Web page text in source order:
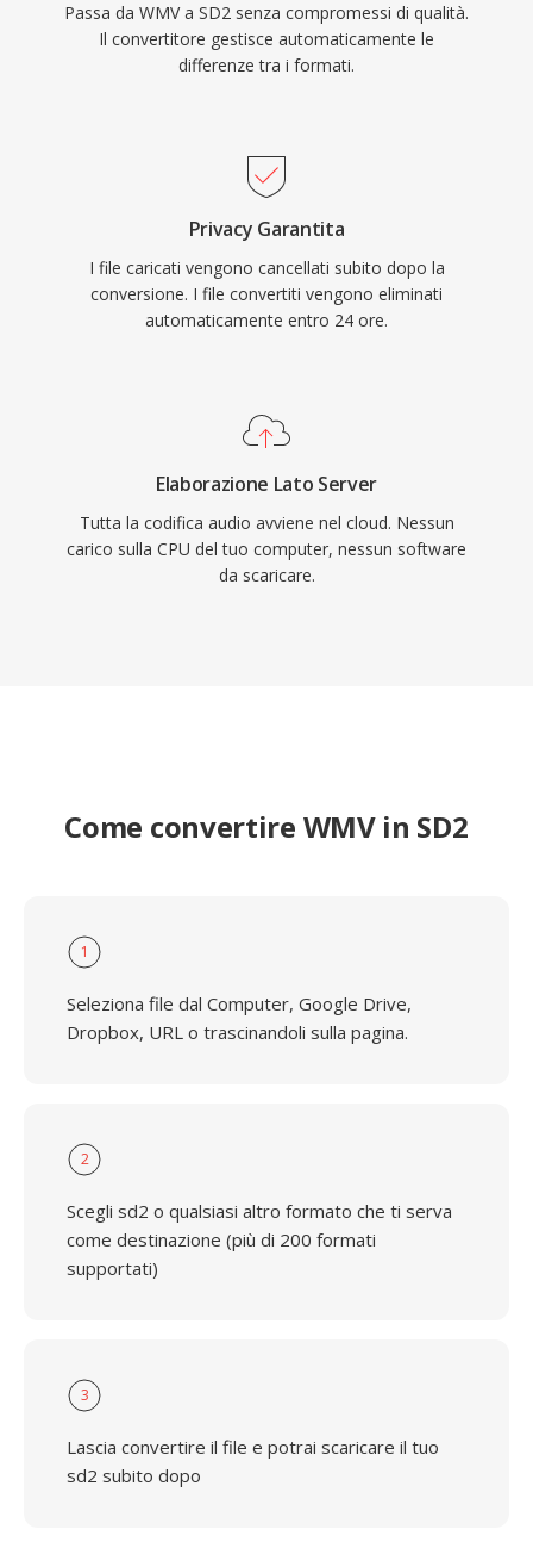
Passa da WMV a SD2 senza compromessi di qualità.
Il convertitore gestisce automaticamente le
differenze tra i formati.
Privacy Garantita
I file caricati vengono cancellati subito dopo la
conversione. I file convertiti vengono eliminati
automaticamente entro 24 ore.
Elaborazione Lato Server
Tutta la codifica audio avviene nel cloud. Nessun
carico sulla CPU del tuo computer, nessun software
da scaricare.
Come convertire WMV in SD2
1
Seleziona file dal Computer, Google Drive,
Dropbox, URL o trascinandoli sulla pagina.
2
Scegli sd2 o qualsiasi altro formato che ti serva
come destinazione (più di 200 formati
supportati)
3
Lascia convertire il file e potrai scaricare il tuo
sd2 subito dopo